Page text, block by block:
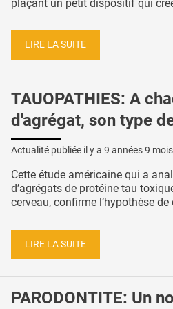
plaçant un petit dispositif qui
LIRE LA SUITE
TAUOPATHIES: A
d'agrégat, son type
Actualité publiée il y a 9 années 9 mois
Cette étude américaine qui a
d’agrégats de protéine tau
cerveau, confirme l’hypothèse de
LIRE LA SUITE
PARODONTITE: Un